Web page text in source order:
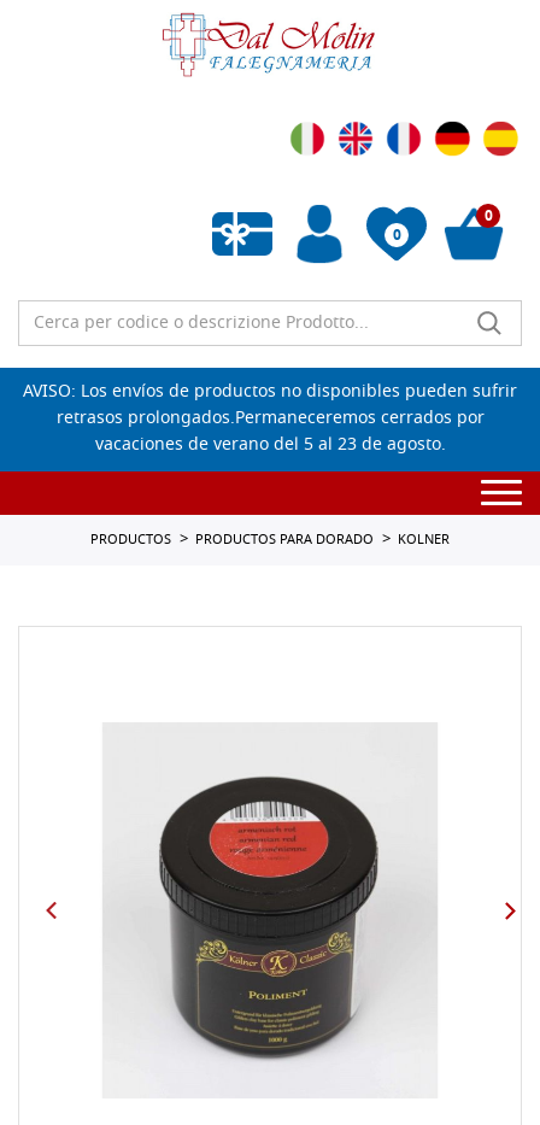
0
Lista de deseos vacía
0
AVISO: Los envíos de productos no disponibles pueden sufrir
retrasos prolongados.Permaneceremos cerrados por
vacaciones de verano del 5 al 23 de agosto.
PRODUCTOS PRODUCTOS PARA DORADO KOLNER